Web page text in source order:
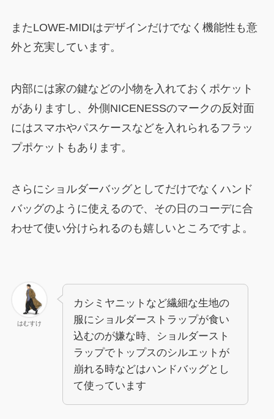
またLOWE-MIDIはデザインだけでなく機能性も意
外と充実しています。
内部には家の鍵などの小物を入れておくポケット
がありますし、外側NICENESSのマークの反対面
にはスマホやパスケースなどを入れられるフラッ
プポケットもあります。
さらにショルダーバッグとしてだけでなくハンド
バッグのように使えるので、その日のコーデに合
わせて使い分けられるのも嬉しいところですよ。
はむすけ
カシミヤニットなど繊細な生地の
服にショルダーストラップが食い
込むのが嫌な時、ショルダースト
ラップでトップスのシルエットが
崩れる時などはハンドバッグとし
て使っています